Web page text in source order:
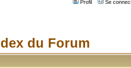
Profil
Se
du Forum